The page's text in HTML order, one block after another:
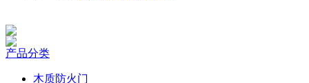
产品分类
木质防火门